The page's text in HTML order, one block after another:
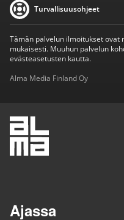
Turvallisuusohjeet
Tämän palvelun ilmoitukset ovat
mukaisesti. Muuhun palvelun
evästeasetusten kautta.
Alma Media Finland Oy